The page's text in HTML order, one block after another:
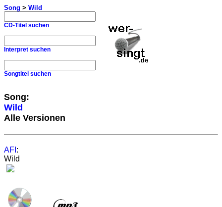
Song > Wild
CD-Titel suchen
Interpret suchen
Songtitel suchen
Song:
Wild
Alle Versionen
AFI :
Wild